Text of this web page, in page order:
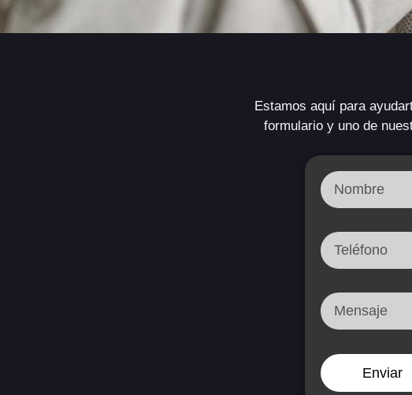
Estamos aquí para
formulario y uno de
Enviar